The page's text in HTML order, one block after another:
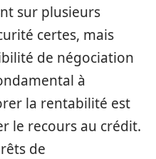
sur plusieurs
certes, mais
de négociation
à
la rentabilité est
le recours au crédit.
de